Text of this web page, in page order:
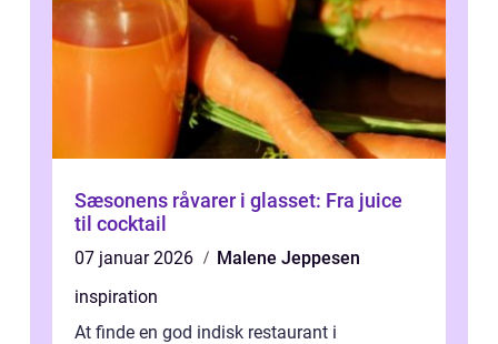
Sæsonens råvarer i glasset: Fra juice
til cocktail
07 januar 2026
Malene Jeppesen
inspiration
At finde en god indisk restaurant i